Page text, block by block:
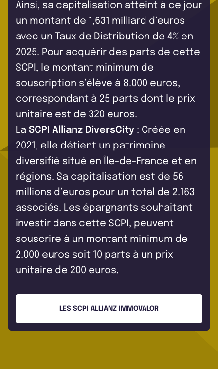
Ainsi, sa capitalisation atteint à ce jour
un montant de 1,631 milliard d’euros
avec un Taux de Distribution de 4% en
2025. Pour acquérir des parts de cette
SCPI, le montant minimum de
souscription s’élève à 8.000 euros,
correspondant à 25 parts dont le prix
unitaire est de 320 euros.
La SCPI Allianz DiversCity : Créée en
2021, elle détient un patrimoine
diversifié situé en Île-de-France et en
régions. Sa capitalisation est de 56
millions d’euros pour un total de 2.163
associés. Les épargnants souhaitant
investir dans cette SCPI, peuvent
souscrire à un montant minimum de
2.000 euros soit 10 parts à un prix
unitaire de 200 euros.
LES SCPI ALLIANZ IMMOVALOR